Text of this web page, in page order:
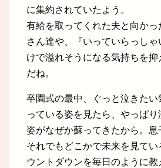
に集約されていたよう。
有給を取ってくれた夫と向か
さん達や、『いっていらっし
けで溢れそうになる気持ちを
だね。
卒園式の最中、ぐっと泣きた
っている姿を見たら、やっぱ
姿がなぜか蘇ってきたから。
それでもどこかで未来を見て
ウントダウンを毎日のように教